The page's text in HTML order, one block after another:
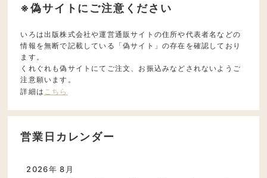
※偽サイトにご注意ください
いろは出版株式会社や運営通販サイトの住所や代表者名などの
情報を無断で記載している「偽サイト」の存在を確認しており
ます。
くれぐれも偽サイトにてご注文、お振込みなどされないようご
注意願います。
詳細は こちら
営業日カレンダー
2026年 8月